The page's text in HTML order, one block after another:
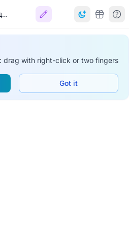
Современные методы и инструменты защиты данных
drag with right-click or two fingers
Got it